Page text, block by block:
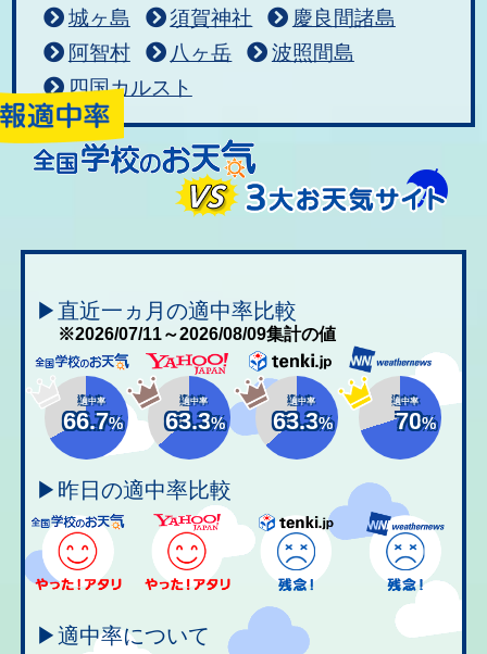
城ヶ島
須賀神社
慶良間諸島
阿智村
八ヶ岳
波照間島
四国カルスト
▶直近一ヵ月の適中率比較
※2026/07/11～2026/08/09集計の値
適中率
66.7%
適中率
63.3%
適中率
63.3%
適中率
70%
▶昨日の適中率比較
▶適中率について